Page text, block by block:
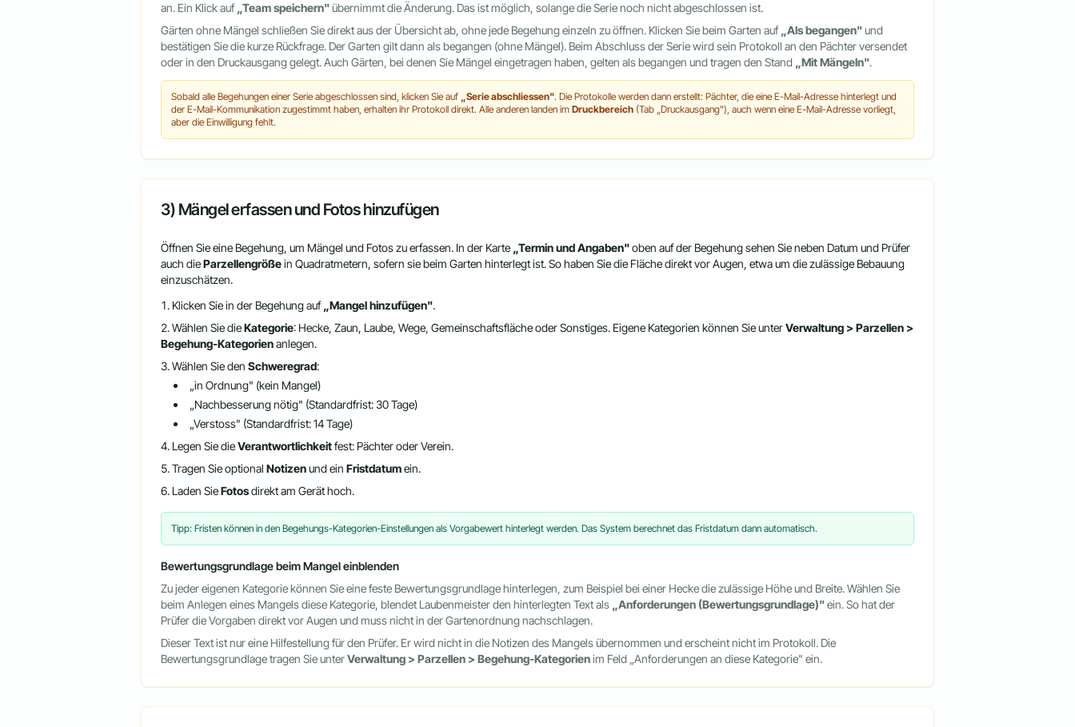
an. Ein Klick auf „Team speichern"übernimmt die Änderung. Das ist möglich, solange die Serie noch nicht abgeschlossen ist.
Gärten ohne Mängel schließen Sie direkt aus der Übersicht ab, ohne jede Begehung einzeln zu öffnen. Klicken Sie beim Garten auf „Als begangen"und
bestätigen Sie die kurze Rückfrage. Der Garten gilt dann als begangen (ohne Mängel). Beim Abschluss der Serie wird sein Protokoll an den Pächter versendet
oder in den Druckausgang gelegt. Auch Gärten, bei denen Sie Mängel eingetragen haben, gelten als begangen und tragen den Stand „Mit Mängeln".
Sobald alle Begehungen einer Serie abgeschlossen sind, klicken Sie auf „Serie abschliessen". Die Protokolle werden dann erstellt: Pächter, die eine E-Mail-Adresse hinterlegt und
der E-Mail-Kommunikation zugestimmt haben, erhalten ihr Protokoll direkt. Alle anderen landen im Druckbereich (Tab „Druckausgang"), auch wenn eine E-Mail-Adresse vorliegt,
aber die Einwilligung fehlt.
3) Mängel erfassen und Fotos hinzufügen
Öffnen Sie eine Begehung, um Mängel und Fotos zu erfassen. In der Karte „Termin und Angaben"oben auf der Begehung sehen Sie neben Datum und Prüfer
auch dieParzellengrößein Quadratmetern, sofern sie beim Garten hinterlegt ist. So haben Sie die Fläche direkt vor Augen, etwa um die zulässige Bebauung
einzuschätzen.
Klicken Sie in der Begehung auf „Mangel hinzufügen".
Wählen Sie dieKategorie: Hecke, Zaun, Laube, Wege, Gemeinschaftsfläche oder Sonstiges. Eigene Kategorien können Sie unterVerwaltung > Parzellen >
Begehung-Kategorienanlegen.
Wählen Sie den Schweregrad:
„in Ordnung" (kein Mangel)
„Nachbesserung nötig" (Standardfrist: 30 Tage)
„Verstoss" (Standardfrist: 14 Tage)
Legen Sie dieVerantwortlichkeitfest: Pächter oder Verein.
Tragen Sie optional Notizenund ein Fristdatumein.
Laden SieFotosdirekt am Gerät hoch.
Tipp: Fristen können in den Begehungs-Kategorien-Einstellungen als Vorgabewert hinterlegt werden. Das System berechnet das Fristdatum dann automatisch.
Bewertungsgrundlage beim Mangel einblenden
Zu jeder eigenen Kategorie können Sie eine feste Bewertungsgrundlage hinterlegen, zum Beispiel bei einer Hecke die zulässige Höhe und Breite. Wählen Sie
beim Anlegen eines Mangels diese Kategorie, blendet Laubenmeister den hinterlegten Text als „Anforderungen (Bewertungsgrundlage)"ein. So hat der
Prüfer die Vorgaben direkt vor Augen und muss nicht in der Gartenordnung nachschlagen.
Dieser Text ist nur eine Hilfestellung für den Prüfer. Er wird nicht in die Notizen des Mangels übernommen und erscheint nicht im Protokoll. Die
Bewertungsgrundlage tragen Sie unterVerwaltung > Parzellen > Begehung-Kategorienim Feld „Anforderungen an diese Kategorie" ein.